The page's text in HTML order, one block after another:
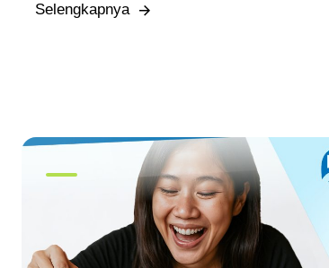
Selengkapnya